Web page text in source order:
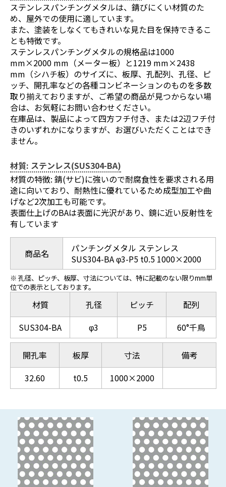
ステンレスパンチングメタルは、錆びにくい材質のた
め、屋外での使用に適しています。
また、塗装をしなくてもきれいな見た目を保持できるこ
とも特徴です。
ステンレスパンチングメタルの規格品は1000
mm×2000 mm（メーター板）と1219 mm×2438
mm（シハチ板）のサイズに、板厚、孔配列、孔径、ピ
ッチ、開孔率などの各種コンビネーションのものを多数
取り揃えておりますが、ご希望の商品が見つからない場
合は、お気軽にお問い合わせください。
在庫品は、製品によって四方フチ付き、または2辺フチ付
きのいずれかになりますが、お選びいただくことはでき
ません。
材質: ステンレス(SUS304-BA)
材質の特徴: 錆(サビ)に強いので耐腐食性を要求される用
途に向いており、耐熱性に優れているため成型加工や曲
げなど2次加工も可能です。
表面仕上げのBAは表面に光沢があり、鏡に近い反射性を
有しています
商品名
パンチングメタル ステンレス
SUS304-BA φ3-P5 t0.5 1000×2000
※ 孔径、ピッチ、板厚、寸法については、特に記載のない限りmm単
位での表示としております。
材質
SUS304-BA
孔径
φ3
ピッチ
P5
配列
60°千鳥
開孔率
32.60
板厚
t0.5
寸法
1000×2000
備考